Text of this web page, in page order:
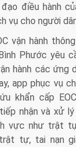
điều hành
vụ cho người
vận hành
Phước yêu
hành các ứng
app phục vụ
khẩn cấp
nhận và xử lý
vực như trật
tự, tai nạn